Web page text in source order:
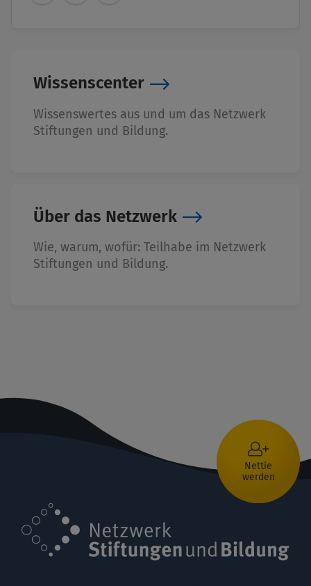
Wissenscenter
Wissenswertes aus und um das Netzwerk
Stiftungen und Bildung.
Über das Netzwerk
Wie, warum, wofür: Teilhabe im Netzwerk
Stiftungen und Bildung.
Nettie
werden